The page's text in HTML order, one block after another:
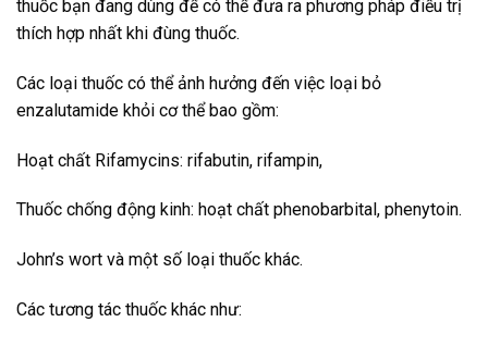
thuốc bạn đang dùng để có thể đưa ra phương pháp điều trị
thích hợp nhất khi đùng thuốc.
Các loại thuốc có thể ảnh hưởng đến việc loại bỏ
enzalutamide khỏi cơ thể bao gồm:
Hoạt chất Rifamycins: rifabutin, rifampin,
Thuốc chống động kinh: hoạt chất phenobarbital, phenytoin.
John’s wort và một số loại thuốc khác.
Các tương tác thuốc khác như: